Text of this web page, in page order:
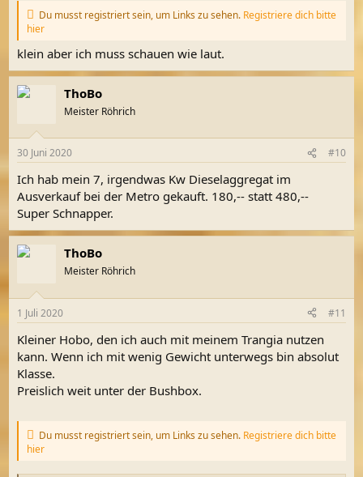
Du musst registriert sein, um Links zu sehen. Registriere dich bitte
hier
klein aber ich muss schauen wie laut.
ThoBo
Meister Röhrich
30 Juni 2020 #10
Ich hab mein 7, irgendwas Kw Dieselaggregat im
Ausverkauf bei der Metro gekauft. 180,-- statt 480,--
Super Schnapper.
ThoBo
Meister Röhrich
1 Juli 2020 #11
Kleiner Hobo, den ich auch mit meinem Trangia nutzen
kann. Wenn ich mit wenig Gewicht unterwegs bin absolut
Klasse.
Preislich weit unter der Bushbox.
Du musst registriert sein, um Links zu sehen. Registriere dich bitte
hier